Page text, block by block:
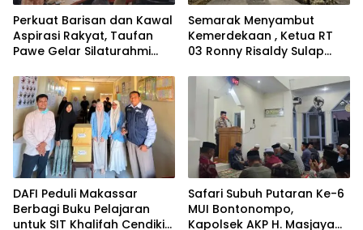
Perkuat Barisan dan Kawal
Aspirasi Rakyat, Taufan
Pawe Gelar Silaturahmi
Parepare
Semarak Menyambut
Kemerdekaan , Ketua RT
03 Ronny Risaldy Sulap
DAFI Peduli Makassar
Berbagi Buku Pelajaran
untuk SIT Khalifah Cendikia
Safari Subuh Putaran Ke-6
MUI Bontonompo,
Kapolsek AKP H. Masjaya